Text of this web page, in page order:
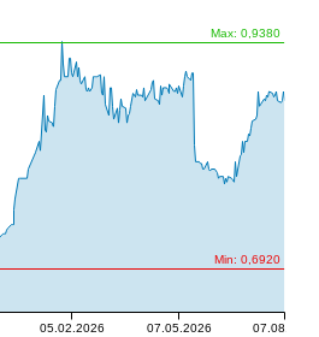
Min: 0,6920
Max: 0,9380
05.02.2026 07.05.2026 07.08.2026